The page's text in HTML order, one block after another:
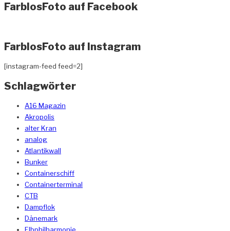
FarblosFoto auf Facebook
FarblosFoto auf Instagram
[instagram-feed feed=2]
Schlagwörter
A16 Magazin
Akropolis
alter Kran
analog
Atlantikwall
Bunker
Containerschiff
Containerterminal
CTB
Dampflok
Dänemark